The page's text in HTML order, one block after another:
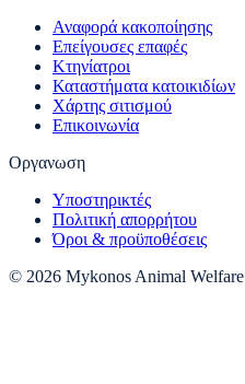
Αναφορά κακοποίησης
Επείγουσες επαφές
Κτηνίατροι
Καταστήματα κατοικιδίων
Χάρτης σιτισμού
Επικοινωνία
Οργανωση
Υποστηρικτές
Πολιτική απορρήτου
Όροι & προϋποθέσεις
© 2026 Mykonos Animal Welfare